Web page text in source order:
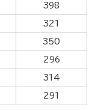
398
321
350
296
314
291